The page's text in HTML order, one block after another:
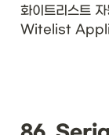
화이트리스트
Witelist